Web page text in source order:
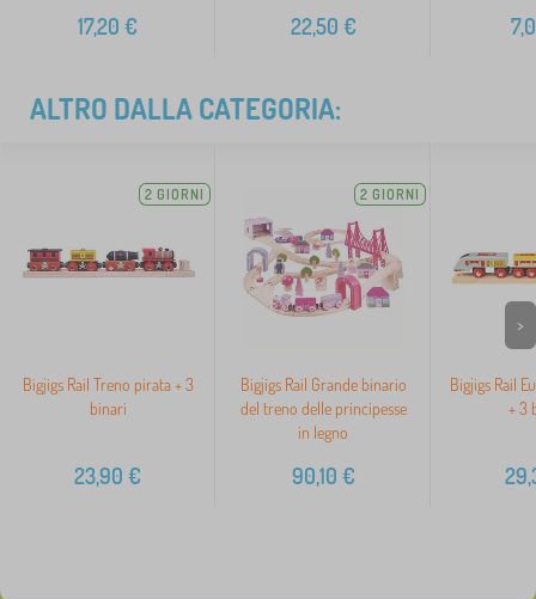
17,20 € 22,50 €
ALTRO DALLA CATEGORIA:
2 GIORNI
Bigjigs Rail Treno pirata + 3
binari
23,90 €
2 GIORNI
Bigjigs Rail Grande binario
del treno delle principesse
in legno
90,10 €
Bigjigs Rail
+ 3
>